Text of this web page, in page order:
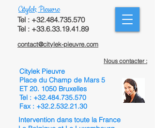
Citylek Pieuvre
Tel : +32.484.735.570
Tel : +33.6.33.19.41.89
contact@citylek-pieuvre.com
Nous contacter :
Citylek Pieuvre
Place du Champ de Mars 5
ET 20. 1050 Bruxelles
Tel : +32.484.735.570
Fax : +32.2.532.21.30
Intervention dans toute la France